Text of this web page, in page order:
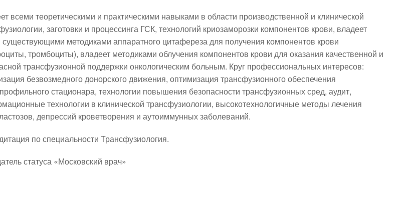
всеми теоретическими и практическими навыками в области производственной и клинической
заготовки и процессинга ГСК, технологий криозаморозки компонентов крови, владеет
существующими методиками аппаратного цитафереза для получения компонентов крови
тромбоциты), владеет методиками облучения компонентов крови для оказания качественной и
трансфузионной поддержки онкологическим больным. Круг профессиональных интересов:
безвозмедного донорского движения, оптимизация трансфузионного обеспечения
стационара, технологии повышения безопасности трансфузионных сред, аудит,
технологии в клинической трансфузиологии, высокотехнологичные методы лечения
депрессий кроветворения и аутоиммунных заболеваний.
по специальности Трансфузиология.
статуса «Московский врач»